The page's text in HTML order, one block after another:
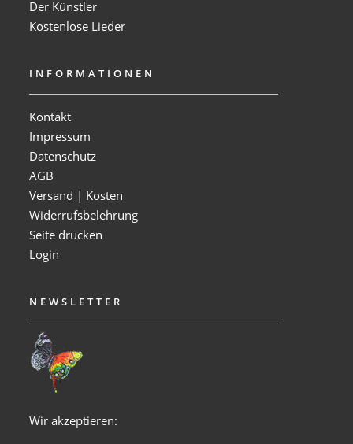
Der Künstler
Kostenlose Lieder
INFORMATIONEN
Kontakt
Impressum
Datenschutz
AGB
Versand | Kosten
Widerrufsbelehrung
Seite drucken
Login
NEWSLETTER
Wir akzeptieren: